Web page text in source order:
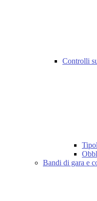
Controlli
Bandi di gara e